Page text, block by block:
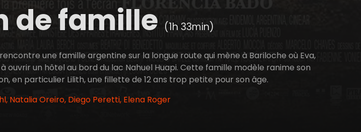
de famille(1h 33min)
une famille argentine sur la longue route qui mène à Bariloche où Eva,
ouvrir un hôtel au bord du lac Nahuel Huapi. Cette famille modèle ranime son
en particulier Lilith, une fillette de 12 ans trop petite pour son âge.
Natalia Oreiro, Diego Peretti, Elena Roger